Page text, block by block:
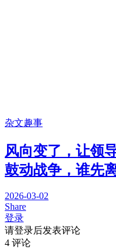
杂文趣事
风向变了，让领
鼓动战争，谁先
2026-03-02
Share
登录
请登录后发表评论
4 评论